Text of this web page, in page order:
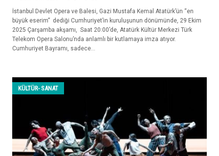
İstanbul Devlet Opera ve Balesi, Gazi Mustafa Kemal Atatürk’ün “en
büyük eserim” dediği Cumhuriyet’in kuruluşunun dönümünde, 29 Ekim
2025 Çarşamba akşamı, Saat 20:00’de, Atatürk Kültür Merkezi Türk
Telekom Opera Salonu’nda anlamlı bir kutlamaya imza atıyor.
Cumhuriyet Bayramı, sadece...
KÜLTÜR- SANAT